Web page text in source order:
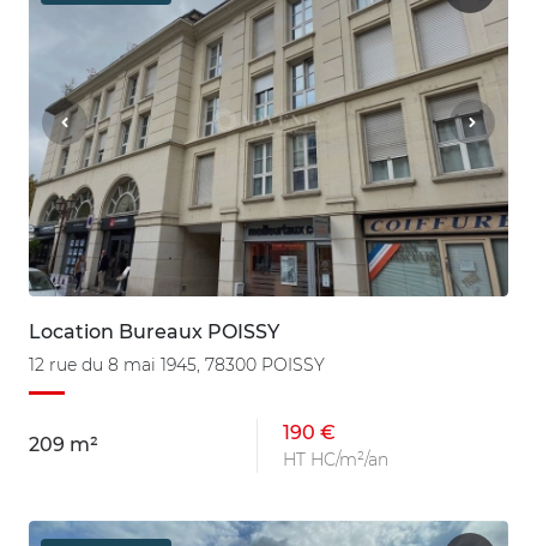
Location Bureaux POISSY
12 rue du 8 mai 1945, 78300 POISSY
209 m²
190 €
HT HC/m²/an